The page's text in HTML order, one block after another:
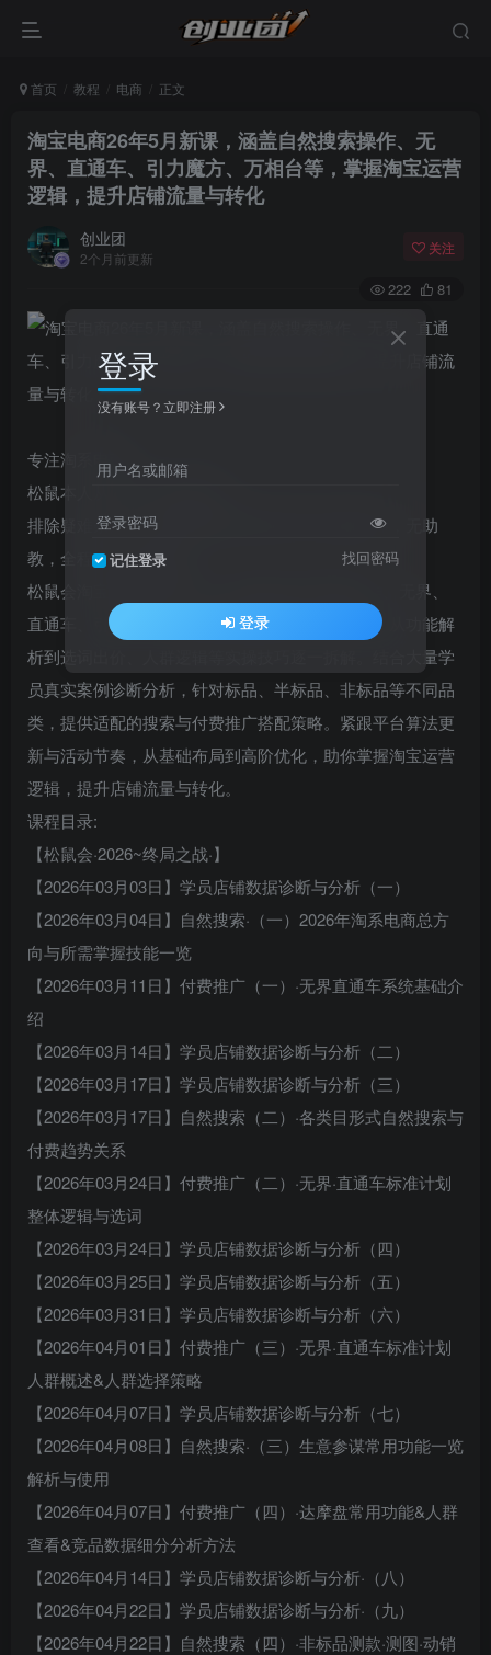
首页 教程 电商 正文
淘宝电商26年5月新课，涵盖自然搜索操作、无
界、直通车、引力魔方、万相台等，掌握淘宝运营
逻辑，提升店铺流量与转化
创业团
2个月前更新
关注
222 81
专注淘系电商
松鼠本人从上至下全面指导
排除疑难杂症，同步升级整店盈利情况无其他教师，无助
教，全程本人亲自辅导
松鼠会淘宝电商VIP课程。课程涵盖自然搜索操作、无界、
直通车、引力魔方、万相台等关键推广工具详解，从功能解
析到选词出价、人群逻辑等实操技巧逐一拆解。结合大量学
员真实案例诊断分析，针对标品、半标品、非标品等不同品
类，提供适配的搜索与付费推广搭配策略。紧跟平台算法更
新与活动节奏，从基础布局到高阶优化，助你掌握淘宝运营
逻辑，提升店铺流量与转化。
课程目录:
【松鼠会·2026~终局之战·】
【2026年03月03日】学员店铺数据诊断与分析（一）
【2026年03月04日】自然搜索·（一）2026年淘系电商总方
向与所需掌握技能一览
【2026年03月11日】付费推广（一）·无界直通车系统基础介
绍
【2026年03月14日】学员店铺数据诊断与分析（二）
【2026年03月17日】学员店铺数据诊断与分析（三）
【2026年03月17日】自然搜索（二）·各类目形式自然搜索与
付费趋势关系
【2026年03月24日】付费推广（二）·无界·直通车标准计划
整体逻辑与选词
【2026年03月24日】学员店铺数据诊断与分析（四）
【2026年03月25日】学员店铺数据诊断与分析（五）
【2026年03月31日】学员店铺数据诊断与分析（六）
【2026年04月01日】付费推广（三）·无界·直通车标准计划
人群概述&人群选择策略
【2026年04月07日】学员店铺数据诊断与分析（七）
【2026年04月08日】自然搜索·（三）生意参谋常用功能一览
解析与使用
【2026年04月07日】付费推广（四）·达摩盘常用功能&人群
查看&竞品数据细分分析方法
【2026年04月14日】学员店铺数据诊断与分析·（八）
【2026年04月22日】学员店铺数据诊断与分析·（九）
【2026年04月22日】自然搜索（四）·非标品测款·测图·动销
登录
没有账号？立即注册
用户名或邮箱
登录密码
记住登录 找回密码
登录